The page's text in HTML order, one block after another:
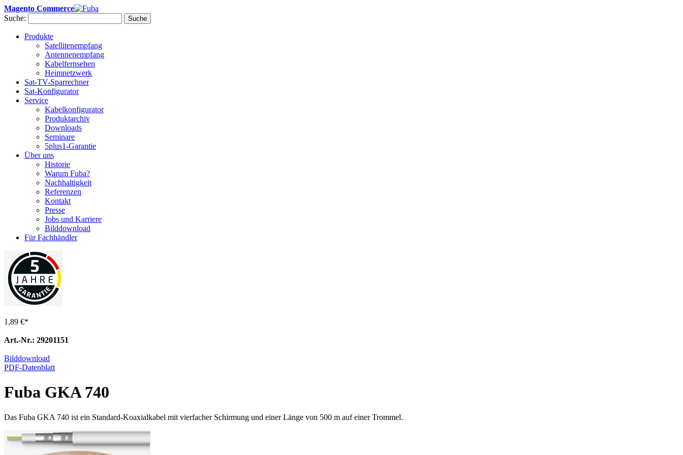
Magento Commerce
Suche:
Suche
Produkte
Satellitenempfang
Antennenempfang
Kabelfernsehen
Heimnetzwerk
Sat-TV-Sparrechner
Sat-Konfigurator
Service
Kabelkonfigurator
Produktarchiv
Downloads
Seminare
5plus1-Garantie
Über uns
Historie
Warum Fuba?
Nachhaltigkeit
Referenzen
Kontakt
Presse
Jobs und Karriere
Bilddownload
Für Fachhändler
1,89 €*
Art.-Nr.: 29201151
Bilddownload
PDF-Datenblatt
Fuba GKA 740
Das Fuba GKA 740 ist ein Standard-Koaxialkabel mit vierfacher Schirmung und einer Länge von 500 m auf einer Trommel.